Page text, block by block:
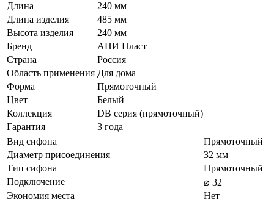
Длина
240 мм
Длина изделия
485 мм
Высота изделия
240 мм
Бренд
АНИ Пласт
Страна
Россия
Область применения Для дома
Форма
Прямоточный
Цвет
Белый
Коллекция
DB серия (прямоточный)
Гарантия
3 года
Вид сифона
Прямоточный
Диаметр присоединения
32 мм
Тип сифона
Прямоточный
Подключение
⌀ 32
Экономия места
Нет